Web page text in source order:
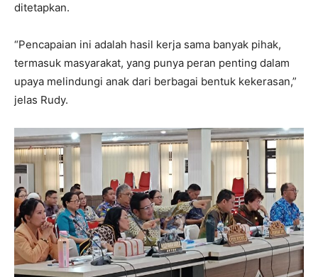
ditetapkan.
“Pencapaian ini adalah hasil kerja sama banyak pihak,
termasuk masyarakat, yang punya peran penting dalam
upaya melindungi anak dari berbagai bentuk kekerasan,”
jelas Rudy.